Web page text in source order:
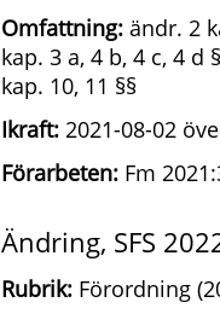
Omfattning: ändr. 2
kap. 3 a, 4 b, 4 c, 4 d
kap. 10, 11 §§
Ikraft: 2021-08-02
Förarbeten: Fm
Ändring, SFS
Rubrik: Förordning